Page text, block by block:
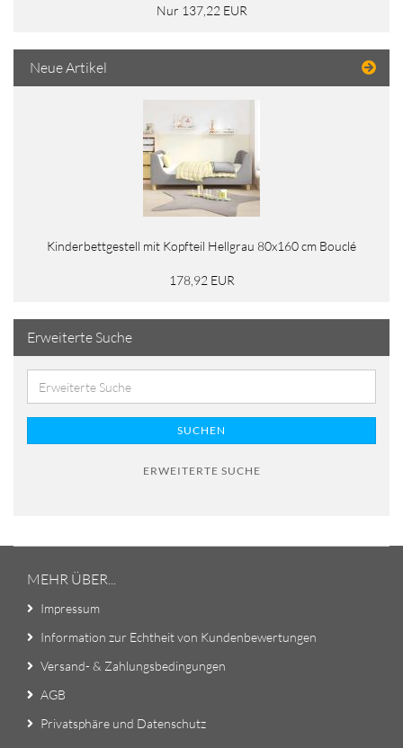
Nur 137,22 EUR
Neue Artikel
Kinderbettgestell mit Kopfteil Hellgrau 80x160 cm Bouclé
178,92 EUR
Erweiterte Suche
SUCHEN
ERWEITERTE SUCHE
MEHR ÜBER...
Impressum
Information zur Echtheit von Kundenbewertungen
Versand- & Zahlungsbedingungen
AGB
Privatsphäre und Datenschutz